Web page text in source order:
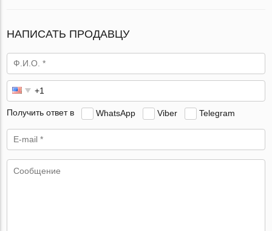
НАПИСАТЬ ПРОДАВЦУ
Получить ответ в WhatsApp Viber Telegram